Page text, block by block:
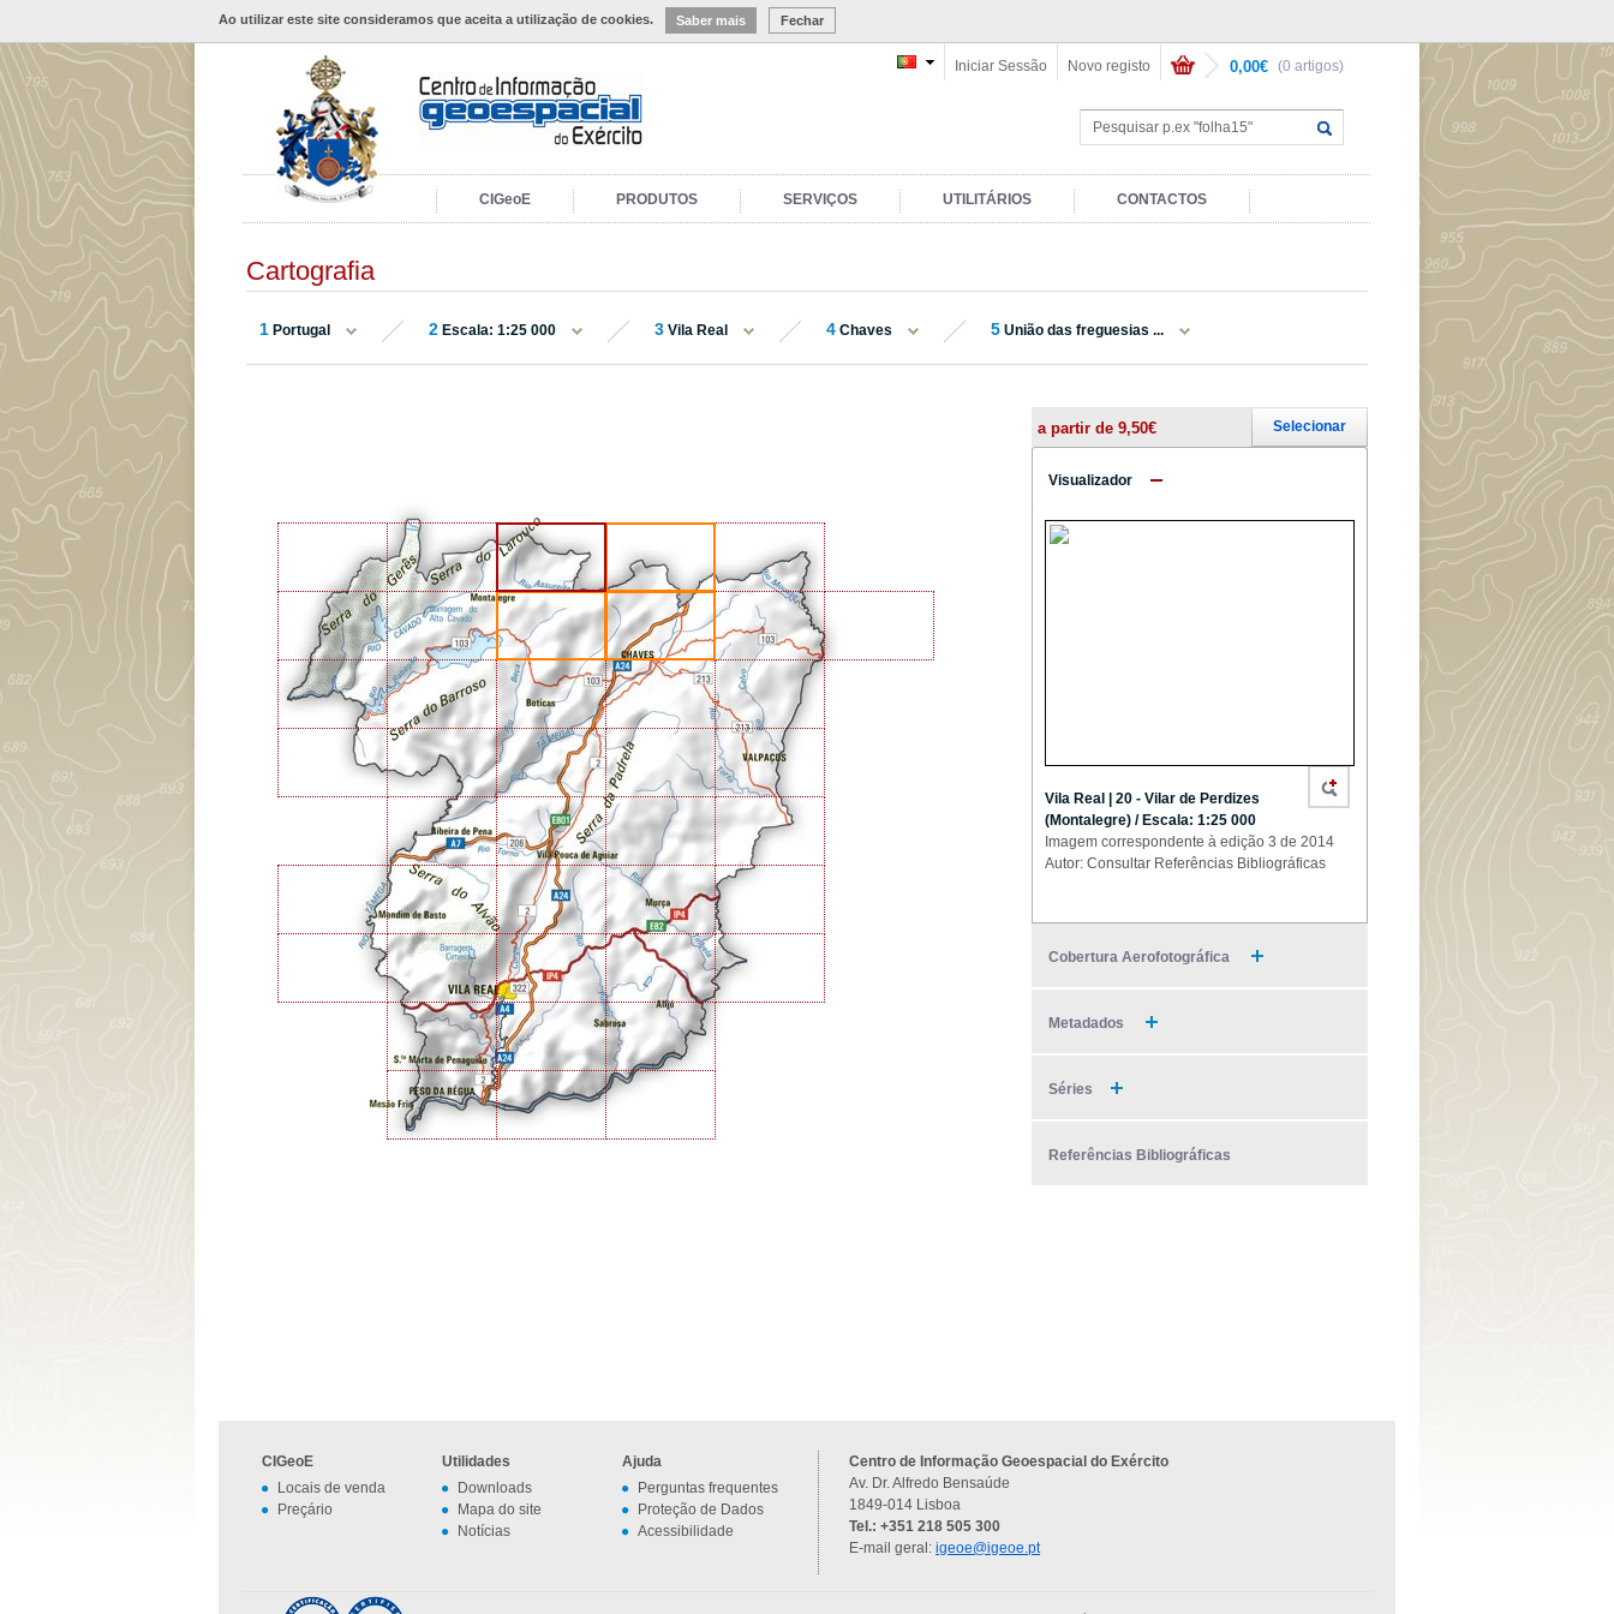
Ao utilizar este site consideramos que aceita a utilização de cookies. Saber mais Fechar
(0 artigos)
0,00€
Novo registo
Iniciar Sessão
CIGeoE PRODUTOS SERVIÇOS UTILITÁRIOS CONTACTOS
Cartografia
1 Portugal 2 Escala: 1:25 000 3 Vila Real 4 Chaves 5 União das freguesias ...
a partir de 9,50€ Selecionar
Visualizador
Vila Real | 20 - Vilar de Perdizes
(Montalegre) / Escala: 1:25 000
Imagem correspondente à edição 3 de 2014
Autor: Consultar Referências Bibliográficas
Cobertura Aerofotográfica
Metadados
Séries
Referências Bibliográficas
CIGeoE
Locais de venda
Preçário
Utilidades
Downloads
Mapa do site
Notícias
Ajuda
Perguntas frequentes
Proteção de Dados
Acessibilidade
Centro de Informação Geoespacial do Exército
Av. Dr. Alfredo Bensaúde
1849-014 Lisboa
Tel.: +351 218 505 300
E-mail geral: igeoe@igeoe.pt